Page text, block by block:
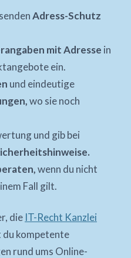
Adress-Schutz
mit Adresse in
ein.
und eindeutige
wo sie noch
und gib bei
wenn du nicht
Fall gilt.
die IT-Recht Kanzlei
du kompetente
rund ums Online-